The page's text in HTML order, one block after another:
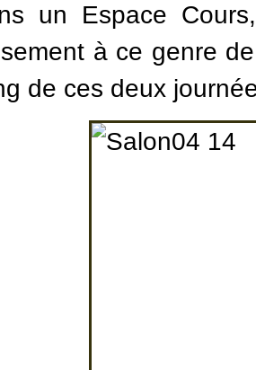
un Espace
à ce genre
de ces deux